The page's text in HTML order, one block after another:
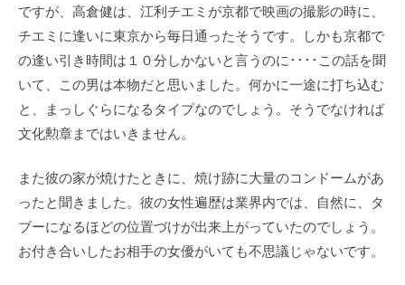
ですが、高倉健は、江利チエミが京都で映画の撮影の時に、
チエミに逢いに東京から毎日通ったそうです。しかも京都で
の逢い引き時間は１０分しかないと言うのに････この話を聞
いて、この男は本物だと思いました。何かに一途に打ち込む
と、まっしぐらになるタイプなのでしょう。そうでなければ
文化勲章まではいきません。
また彼の家が焼けたときに、焼け跡に大量のコンドームがあ
ったと聞きました。彼の女性遍歴は業界内では、自然に、タ
ブーになるほどの位置づけが出来上がっていたのでしょう。
お付き合いしたお相手の女優がいても不思議じゃないです。